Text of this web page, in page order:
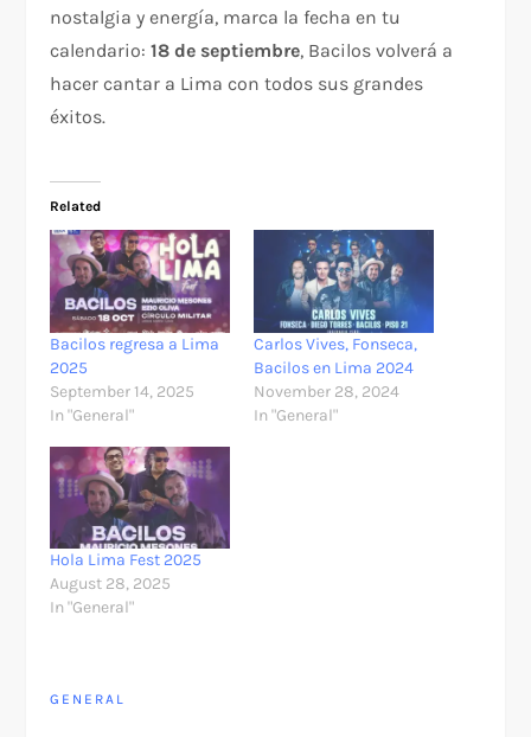
nostalgia y energía, marca la fecha en tu
calendario:18 de septiembre, Bacilos volverá a
hacer cantar a Lima con todos sus grandes
éxitos.
Related
Bacilos regresa a Lima
2025
September 14, 2025
In "General"
Carlos Vives, Fonseca,
Bacilos en Lima 2024
November 28, 2024
In "General"
Hola Lima Fest 2025
August 28, 2025
In "General"
GENERAL